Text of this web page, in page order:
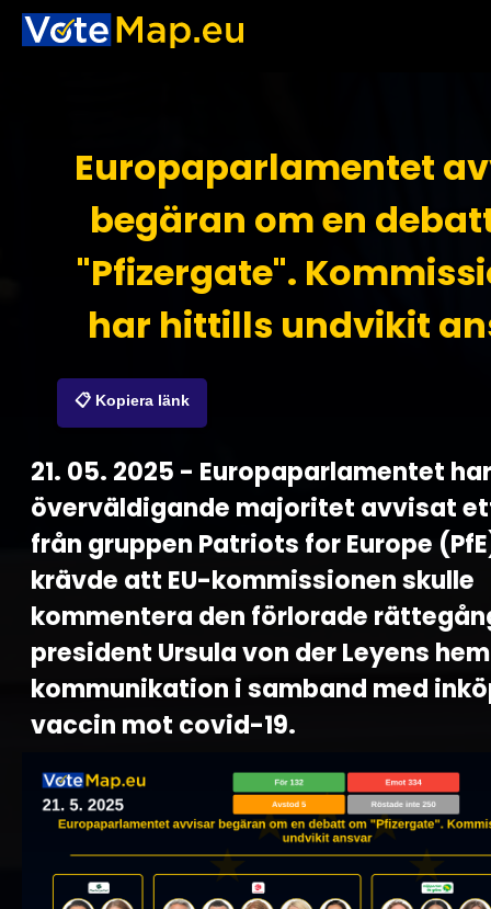
Europaparlamentet
begäran om en
"Pfizergate".
har hittills undvikit
📋 Kopiera länk
21. 05. 2025 - Europaparlamentet
överväldigande majoritet avvisat
från gruppen Patriots for Europe
krävde att EU-kommissionen skulle
kommentera den förlorade
president Ursula von der Leyens
kommunikation i samband med
vaccin mot covid-19.